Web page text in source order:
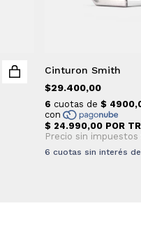
Cinturon Smith
$29.400,00
6 cuotas sin interés de